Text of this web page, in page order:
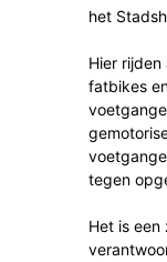
het
Hier
fatbikes
tegen
Het is